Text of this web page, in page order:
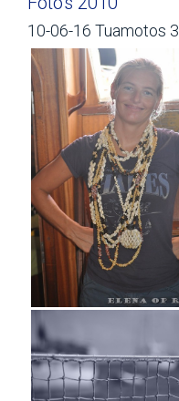
10-06-16 Tuamotos 3